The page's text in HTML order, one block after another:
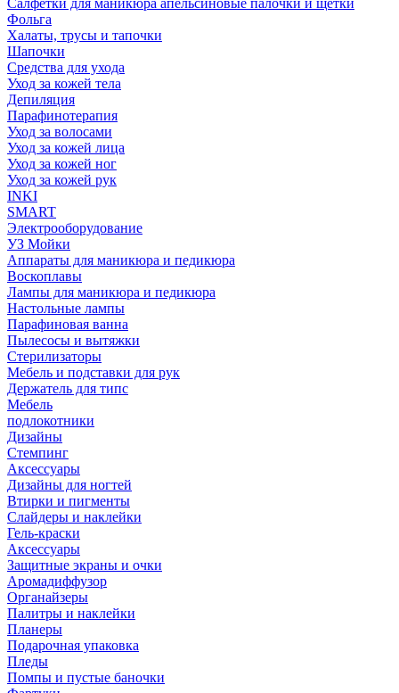
Салфетки для маникюра апельсиновые палочки и щетки
Фольга
Халаты, трусы и тапочки
Шапочки
Средства для ухода
Уход за кожей тела
Депиляция
Парафинотерапия
Уход за волосами
Уход за кожей лица
Уход за кожей ног
Уход за кожей рук
INKI
SMART
Электрооборудование
УЗ Мойки
Аппараты для маникюра и педикюра
Воскоплавы
Лампы для маникюра и педикюра
Настольные лампы
Парафиновая ванна
Пылесосы и вытяжки
Стерилизаторы
Мебель и подставки для рук
Держатель для типс
Мебель
подлокотники
Дизайны
Стемпинг
Аксессуары
Дизайны для ногтей
Втирки и пигменты
Слайдеры и наклейки
Гель-краски
Аксессуары
Защитные экраны и очки
Аромадиффузор
Органайзеры
Палитры и наклейки
Планеры
Подарочная упаковка
Пледы
Помпы и пустые баночки